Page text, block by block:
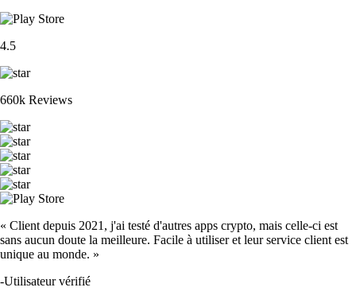
4.5
660k Reviews
« Client depuis 2021, j'ai testé d'autres apps crypto, mais celle-ci est
sans aucun doute la meilleure. Facile à utiliser et leur service client est
unique au monde. »
-Utilisateur vérifié